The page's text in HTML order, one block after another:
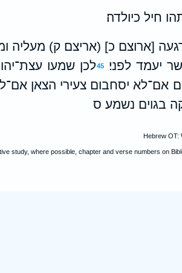
חיל כיולדה׃
[ארוצם כ] (אריצם ק) מעליה
יעמד לפני׃
45לכן שמעו
יסחבום צעירי הצאן
בגוים נשמע׃ ס
Hebrew OT:
study, where possible, chapter and verse numbers on